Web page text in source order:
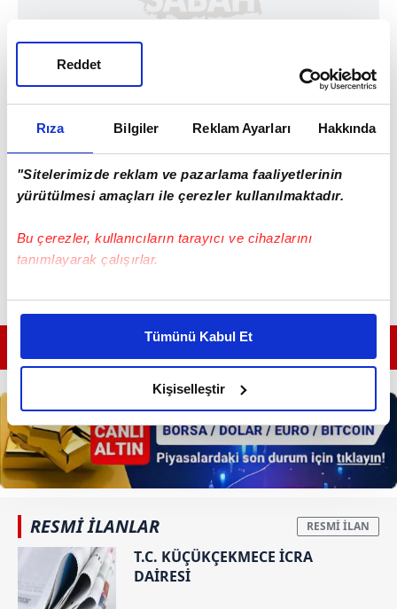
Rıza Bilgiler Reklam Ayarları Hakkında
"Sitelerimizde reklam ve pazarlama faaliyetlerinin
yürütülmesi amaçları ile çerezler kullanılmaktadır.
Bu çerezler, kullanıcıların tarayıcı ve cihazlarını
tanımlayarak çalışırlar.
Bu çerezlere izin vermeniz halinde sizlere özel
daha iyi reklam deneyimi yaşatabiliriz. Bunu yaparken
amacımızın size daha iyi bir reklam deneyimi sunmak
olduğunu ve sizlere en iyi içerikleri sunabilmek adına
elimizden gelen çabayı gösterdiğimizi ve bu noktada,
reklamların maliyetlerimizi karşılamak noktasında tek gelir
kalemimiz olduğunu sizlere hatırlatmak isteriz.
Her halükârda, kullanıcılar, bu çerezlere izin vermedikleri
takdirde, kullanıcılara hedefli reklamlar
gösterilmeyecektir."
Sizlere daha iyi bir hizmet sunabilmek için İnternet
Sitemizde kendimize ve üçüncü kişilere ait çerezler
Tümünü Kabul Et
Kişiselleştir
Reddet
GÜNÜN EN ÖNEMLİ MANŞETLERİ İÇİN TIKLAYIN
RESMİ İLANLAR
T.C. KÜÇÜKÇEKMECE İCRA
DAİRESİ